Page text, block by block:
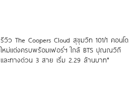
รีวิว The Coopers Cloud สุขุมวิท 101/1 คอนโด
ใหม่แต่งครบพร้อมเฟอร์ฯ ใกล้ BTS ปุณณวิถี
และทางด่วน 3 สาย เริ่ม 2.29 ล้านบาท*